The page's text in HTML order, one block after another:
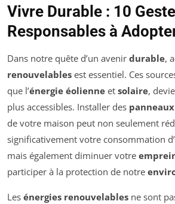
Vivre Durable : 10
Responsables à
Dans notre quête d’un avenir durable,
renouvelables est essentiel. Ces
que l’énergie éolienne et solaire,
plus accessibles. Installer des
de votre maison peut non seulement
significativement votre consommation d’
mais également diminuer votre
participer à la protection de notre
Les énergies renouvelables ne sont